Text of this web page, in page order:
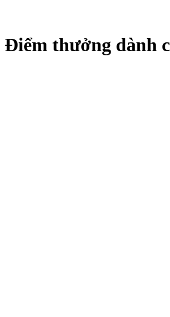
Điểm thưởng dành